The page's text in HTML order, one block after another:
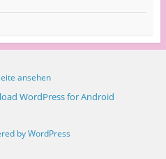
ansehen
WordPress for Android
by WordPress